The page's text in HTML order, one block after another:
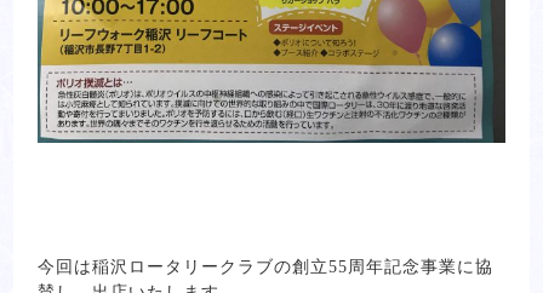
今回は稲沢ロータリークラブの創立55周年記念事業に協